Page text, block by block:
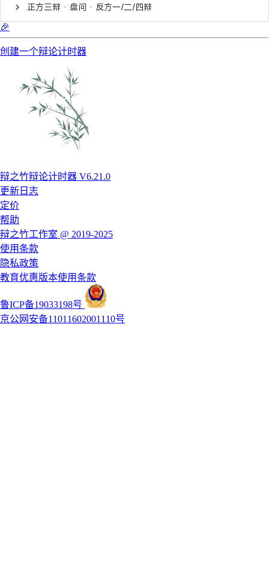
正方三辩 · 盘问 · 反方一/二/四辩
🎉
创建一个辩论计时器
辩之竹辩论计时器 V6.21.0
更新日志
定价
帮助
辩之竹工作室 @ 2019-2025
使用条款
隐私政策
教育优惠版本使用条款
鲁ICP备19033198号
京公网安备11011602001110号